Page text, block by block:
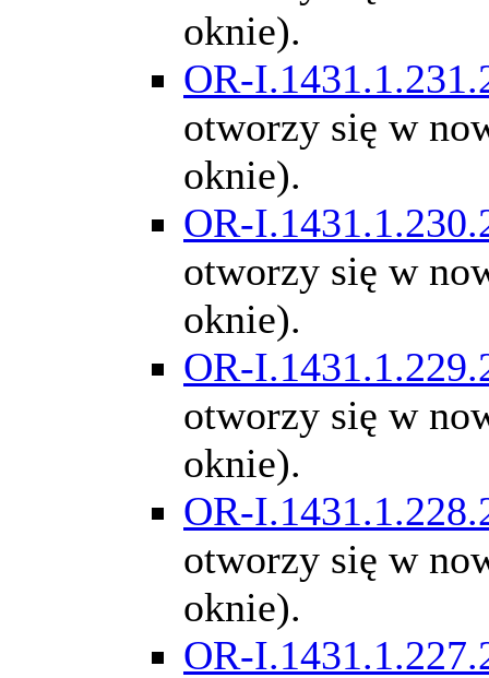
oknie).
OR-
otworzy się w
oknie).
OR-
otworzy się w
oknie).
OR-
otworzy się w
oknie).
OR-
otworzy się w
oknie).
OR-